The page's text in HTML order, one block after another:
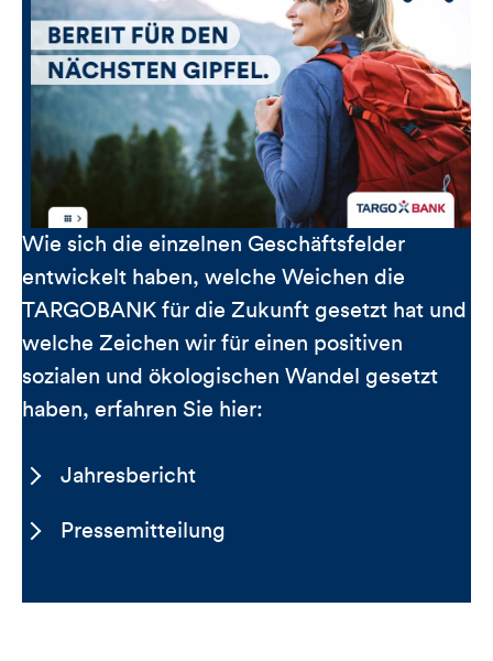
Wie sich die einzelnen Geschäftsfelder
entwickelt haben, welche Weichen die
TARGOBANK für die Zukunft gesetzt hat und
welche Zeichen wir für einen positiven
sozialen und ökologischen Wandel gesetzt
haben, erfahren Sie hier:
Jahresbericht
Pressemitteilung